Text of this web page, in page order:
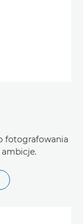
fotografowania